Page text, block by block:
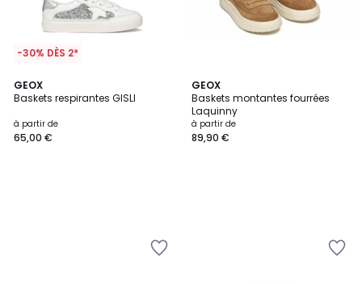
-30% DÈS 2*
GEOX
Baskets respirantes GISLI
à partir de
65,00 €
GEOX
Baskets montantes fourrées
Laquinny
à partir de
89,90 €